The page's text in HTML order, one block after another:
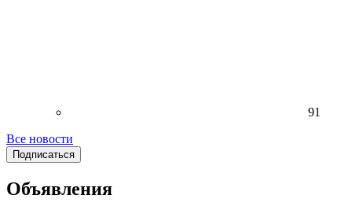
91
Все новости
Подписаться
Объявления